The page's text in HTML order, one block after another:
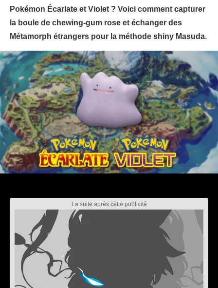
Pokémon Écarlate et Violet ? Voici comment capturer
la boule de chewing-gum rose et échanger des
Métamorph étrangers pour la méthode shiny Masuda.